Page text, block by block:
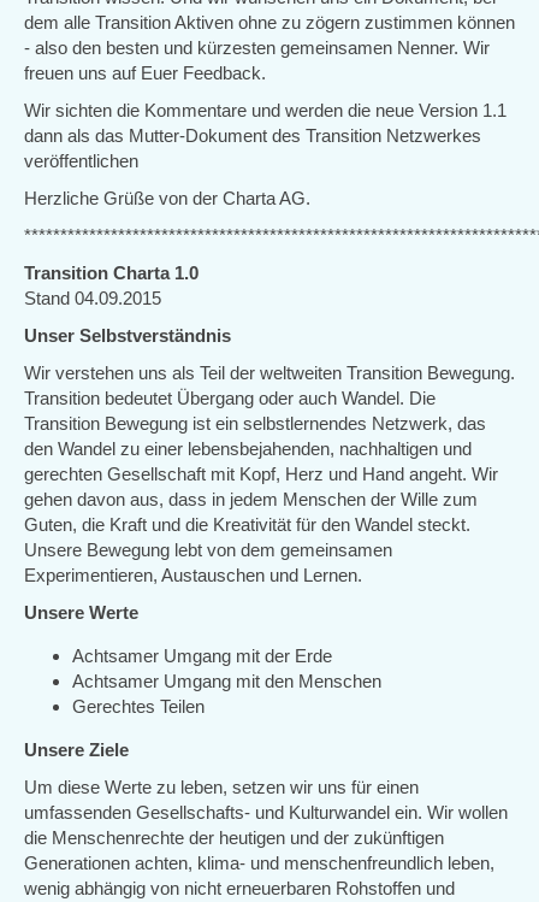
dem alle Transition Aktiven ohne zu zögern zustimmen können
- also den besten und kürzesten gemeinsamen Nenner. Wir
freuen uns auf Euer Feedback.
Wir sichten die Kommentare und werden die neue Version 1.1
dann als das Mutter-Dokument des Transition Netzwerkes
veröffentlichen
Herzliche Grüße von der Charta AG.
Transition Charta 1.0
Stand 04.09.2015
Unser Selbstverständnis
Wir verstehen uns als Teil der weltweiten Transition Bewegung.
Transition bedeutet Übergang oder auch Wandel. Die
Transition Bewegung ist ein selbstlernendes Netzwerk, das
den Wandel zu einer lebensbejahenden, nachhaltigen und
gerechten Gesellschaft mit Kopf, Herz und Hand angeht. Wir
gehen davon aus, dass in jedem Menschen der Wille zum
Guten, die Kraft und die Kreativität für den Wandel steckt.
Unsere Bewegung lebt von dem gemeinsamen
Experimentieren, Austauschen und Lernen.
Unsere Werte
Achtsamer Umgang mit der Erde
Achtsamer Umgang mit den Menschen
Gerechtes Teilen
Unsere Ziele
Um diese Werte zu leben, setzen wir uns für einen
umfassenden Gesellschafts- und Kulturwandel ein. Wir wollen
die Menschenrechte der heutigen und der zukünftigen
Generationen achten, klima- und menschenfreundlich leben,
wenig abhängig von nicht erneuerbaren Rohstoffen und